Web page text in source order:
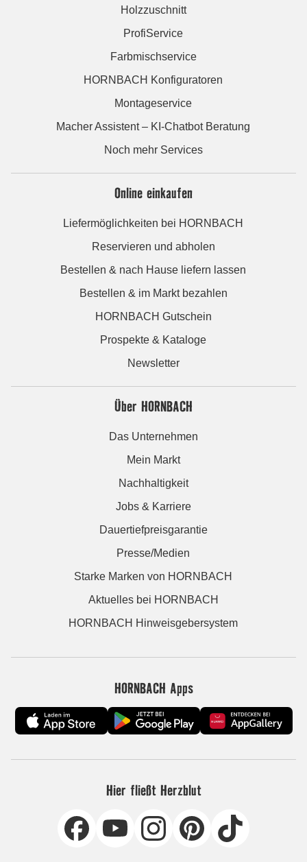
Holzzuschnitt
ProfiService
Farbmischservice
HORNBACH Konfiguratoren
Montageservice
Macher Assistent – KI-Chatbot Beratung
Noch mehr Services
Online einkaufen
Liefermöglichkeiten bei HORNBACH
Reservieren und abholen
Bestellen & nach Hause liefern lassen
Bestellen & im Markt bezahlen
HORNBACH Gutschein
Prospekte & Kataloge
Newsletter
Über HORNBACH
Das Unternehmen
Mein Markt
Nachhaltigkeit
Jobs & Karriere
Dauertiefpreisgarantie
Presse/Medien
Starke Marken von HORNBACH
Aktuelles bei HORNBACH
HORNBACH Hinweisgebersystem
HORNBACH Apps
Hier fließt Herzblut